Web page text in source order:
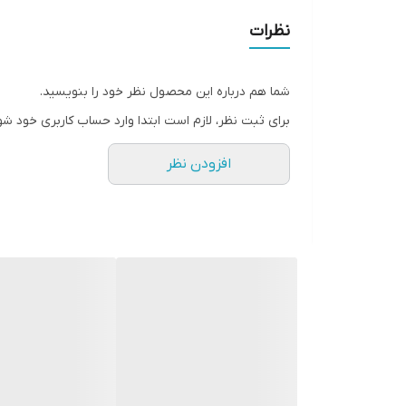
توپی تنه بلبرینگی و ساچمه دار
پره بندی مشکی و توپی وارداتی
لوله زین بلند تنظیمی
مارک طرح ویوا و المپیا در سه رنگ رندم
نظرات
شما هم درباره این محصول نظر خود را بنویسید.
برای ثبت نظر، لازم است ابتدا وارد حساب کاربری خود
افزودن نظر